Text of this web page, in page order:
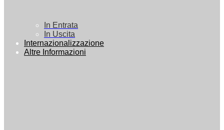
In Entrata
In Uscita
Internazionalizzazione
Altre Informazioni